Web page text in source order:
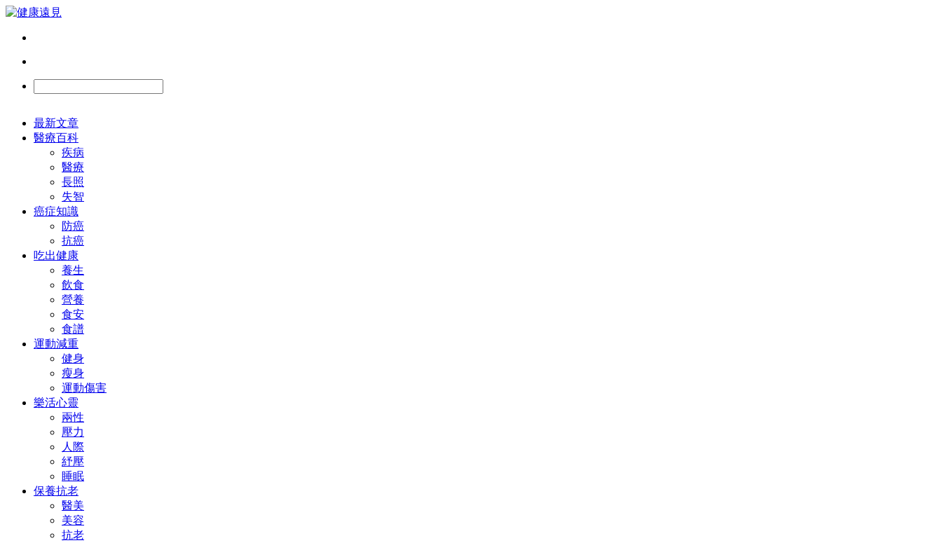
最新文章
醫療百科
疾病
醫療
長照
失智
癌症知識
防癌
抗癌
吃出健康
養生
飲食
營養
食安
食譜
運動減重
健身
瘦身
運動傷害
樂活心靈
兩性
壓力
人際
紓壓
睡眠
保養抗老
醫美
美容
抗老